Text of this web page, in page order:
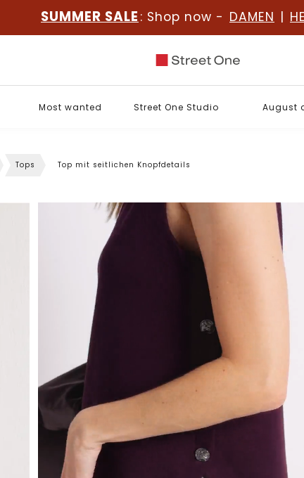
SUMMER SALE : Shop now - DAMEN |
Most wanted Street One Studio August
Tops Top mit seitlichen Knopfdetails